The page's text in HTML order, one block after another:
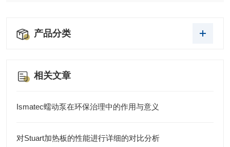
产品分类
相关文章
Ismatec蠕动泵在环保治理中的作用与意义
对Stuart加热板的性能进行详细的对比分析